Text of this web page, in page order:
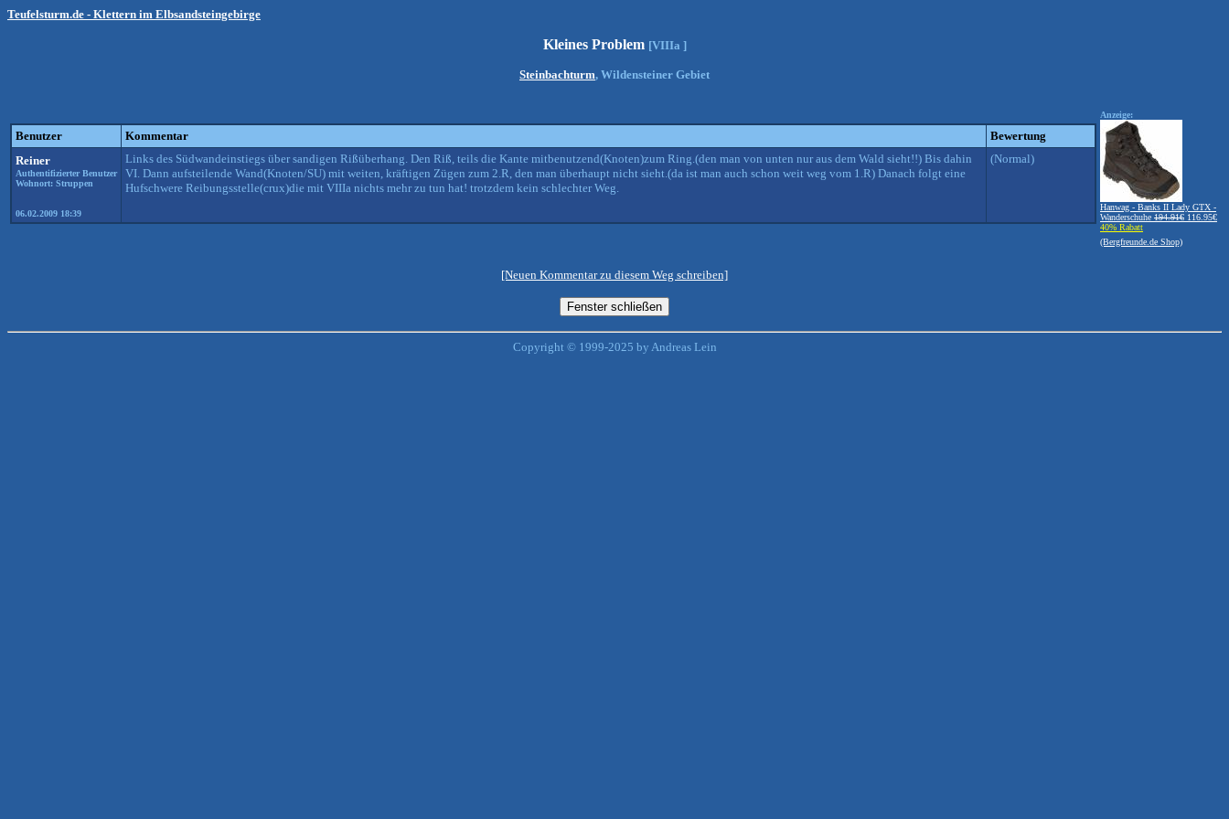
Teufelsturm.de - Klettern im Elbsandsteingebirge
Kleines Problem [VIIIa ]
Steinbachturm, Wildensteiner Gebiet
Benutzer Kommentar
Bewertung
Reiner
Authentifizierter Benutzer
Wohnort: Struppen
06.02.2009 18:39
Links des Südwandeinstiegs über sandigen Rißüberhang. Den Riß, teils die Kante mitbenutzend(Knoten)zum Ring.(den man von unten nur aus dem Wald sieht!!) Bis dahin
VI. Dann aufsteilende Wand(Knoten/SU) mit weiten, kräftigen Zügen zum 2.R, den man überhaupt nicht sieht.(da ist man auch schon weit weg vom 1.R) Danach folgt eine
Hufschwere Reibungsstelle(crux)die mit VIIIa nichts mehr zu tun hat! trotzdem kein schlechter Weg.
(Normal)
Anzeige:
Hanwag - Banks II Lady GTX -
Wanderschuhe 194.91€ 116.95€
40% Rabatt
(Bergfreunde.de Shop)
[Neuen Kommentar zu diesem Weg schreiben]
Copyright © 1999-2025 by Andreas Lein